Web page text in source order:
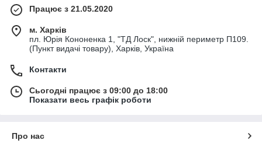
Працює з 21.05.2020
м. Харків
пл. Юрія Кононенка 1, "ТД Лоск", нижній периметр П109.
(Пункт видачі товару), Харків, Україна
Контакти
Сьогодні працює з 09:00 до 18:00
Показати весь графік роботи
Про нас